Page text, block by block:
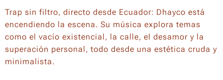
Trap sin filtro, directo desde Ecuador: Dhayco está
encendiendo la escena. Su música explora temas
como el vacío existencial, la calle, el desamor y la
superación personal, todo desde una estética cruda y
minimalista.